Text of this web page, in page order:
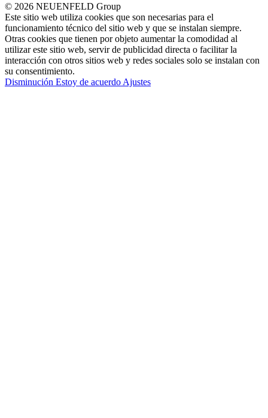
© 2026 NEUENFELD Group
Este sitio web utiliza cookies que son necesarias para el
funcionamiento técnico del sitio web y que se instalan siempre.
Otras cookies que tienen por objeto aumentar la comodidad al
utilizar este sitio web, servir de publicidad directa o facilitar la
interacción con otros sitios web y redes sociales solo se instalan con
su consentimiento.
Disminución Estoy de acuerdo Ajustes